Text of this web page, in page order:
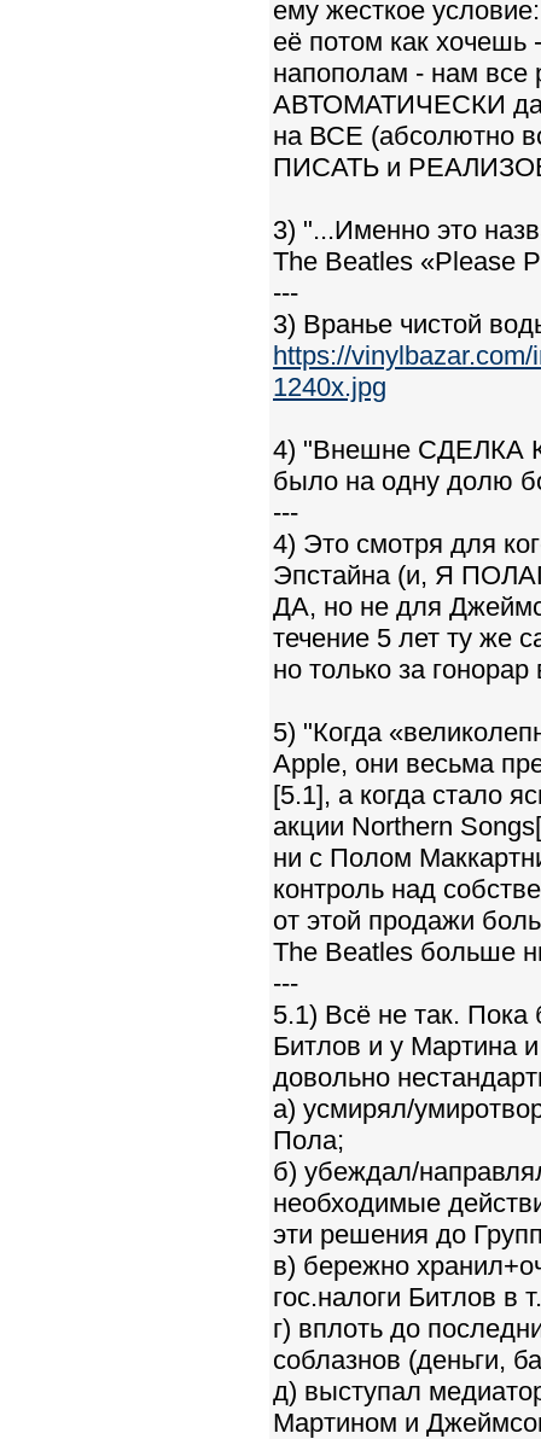
ему жесткое
её потом как хочешь
напополам - нам все
АВТОМАТИЧЕСКИ
на ВСЕ (абсолютно
ПИСАТЬ и
3) "...Именно это
The Beatles «Please
---
3) Вранье чистой
https://
1240x.jpg
4) "Внешне СДЕЛКА
было на одну долю
---
4) Это смотря для
Эпстайна (и, Я
ДА, но не для
течение 5 лет ту же
но только за
5) "Когда
Apple, они весьма
[5.1], а когда стало
акции Northern
ни с Полом
контроль над
от этой продажи
The Beatles больше
---
5.1) Всё не так.
Битлов и у Мартина
довольно
а) усмирял/
Пола;
б) убеждал/
необходимые
эти решения до
в) бережно
гос.налоги Битлов в
г) вплоть до
соблазнов (деньги,
д) выступал
Мартином и